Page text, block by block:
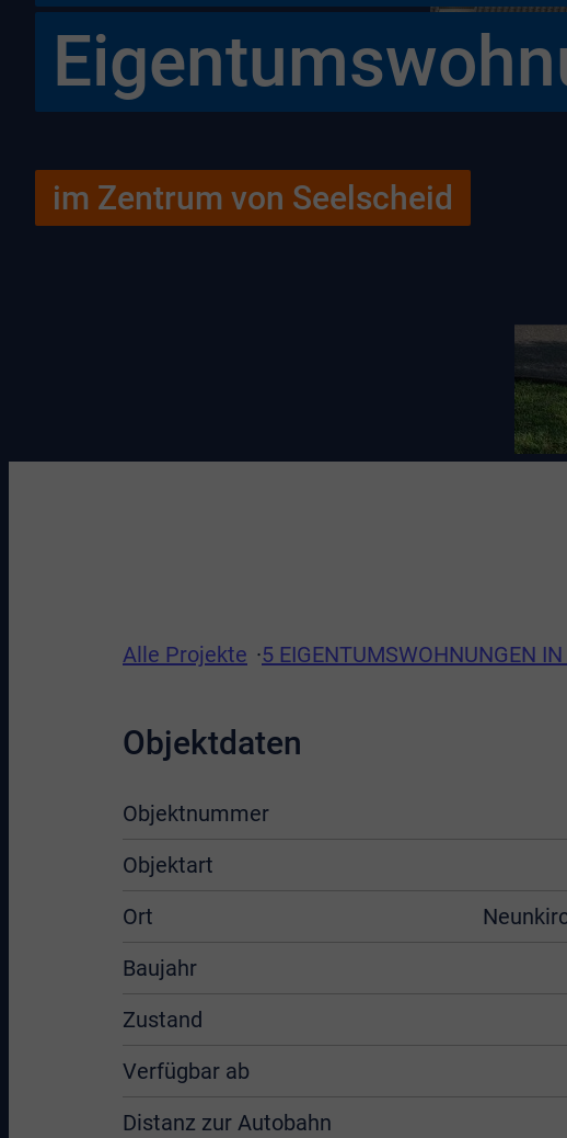
im Zentrum von Seelscheid
Alle Projekte 5 EIGENTUMSWOHNUNGEN IN
Objektdaten
Objektnummer
Objektart
Ort
Baujahr
Zustand
Verfügbar ab
Distanz zur Autobahn